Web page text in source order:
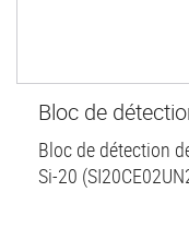
Bloc de
Bloc de détection
Si-20